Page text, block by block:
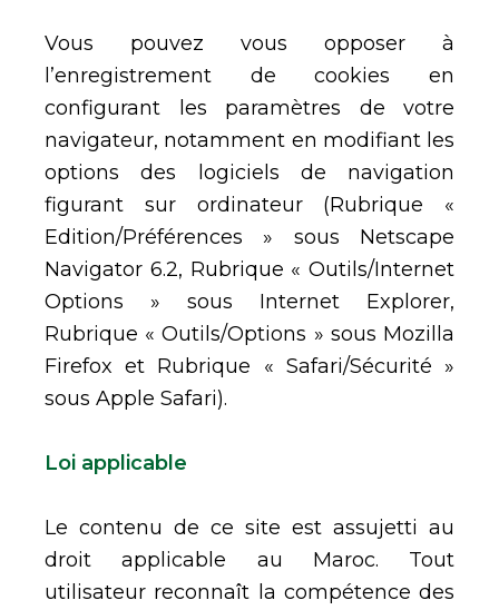
Vous pouvez vous opposer à
l’enregistrement de cookies en
configurant les paramètres de votre
navigateur, notamment en modifiant les
options des logiciels de navigation
figurant sur ordinateur (Rubrique «
Edition/Préférences » sous Netscape
Navigator 6.2, Rubrique « Outils/Internet
Options » sous Internet Explorer,
Rubrique « Outils/Options » sous Mozilla
Firefox et Rubrique « Safari/Sécurité »
sous Apple Safari).
Loi applicable
Le contenu de ce site est assujetti au
droit applicable au Maroc. Tout
utilisateur reconnaît la compétence des